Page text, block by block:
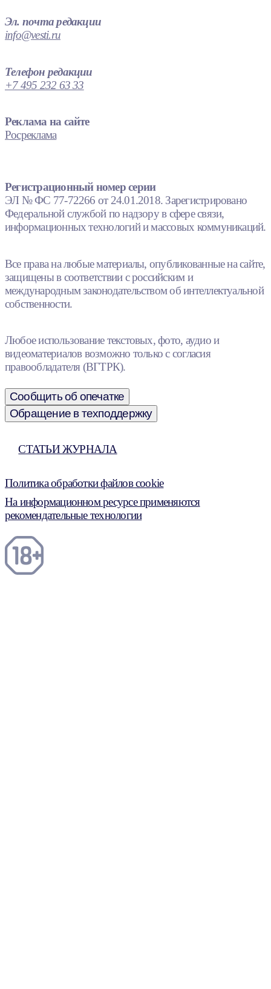
Эл. почта редакции
info@vesti.ru
Телефон редакции
+7 495 232 63 33
Реклама на сайте
Росреклама
Регистрационный номер серии
ЭЛ № ФС 77-72266 от 24.01.2018. Зарегистрировано
Федеральной службой по надзору в сфере связи,
информационных технологий и массовых коммуникаций.
Все права на любые материалы, опубликованные на сайте,
защищены в соответствии с российским и
международным законодательством об интеллектуальной
собственности.
Любое использование текстовых, фото, аудио и
видеоматериалов возможно только с согласия
правообладателя (ВГТРК).
Сообщить об опечатке
Обращение в техподдержку
СТАТЬИ ЖУРНАЛА
Политика обработки файлов cookie
На информационном ресурсе применяются
рекомендательные технологии